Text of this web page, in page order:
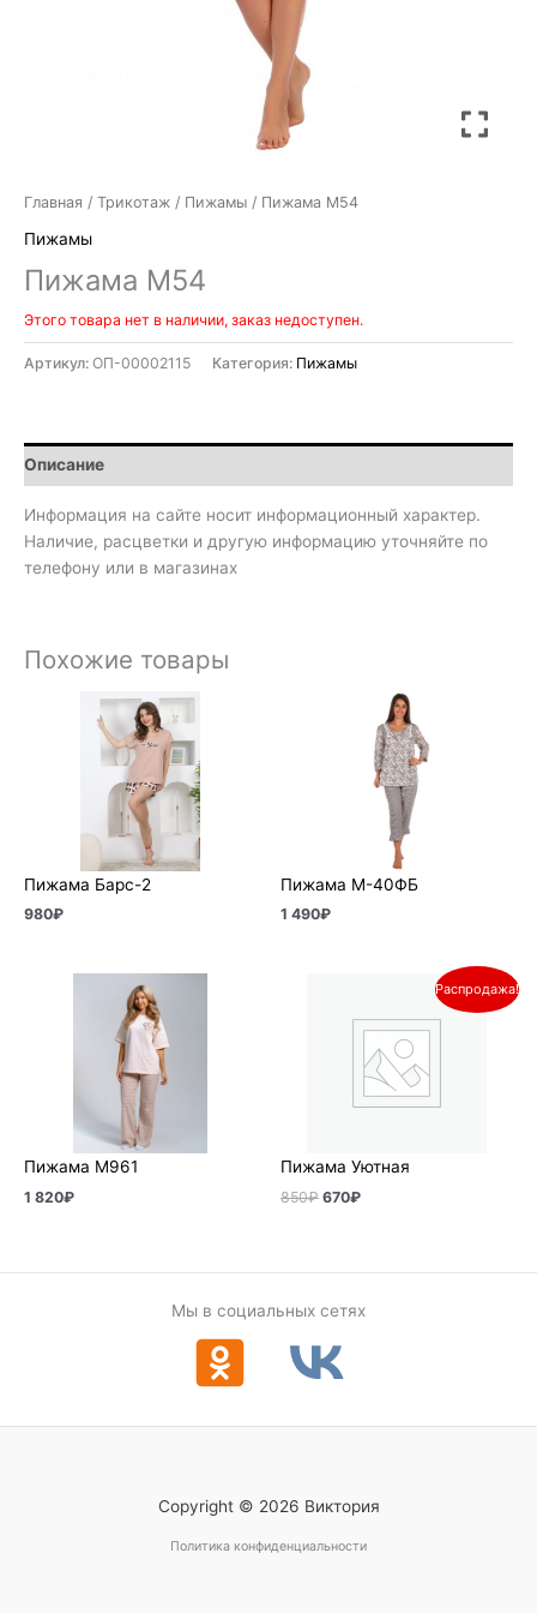
Главная / Трикотаж / Пижамы / Пижама М54
Пижамы
Пижама М54
Этого товара нет в наличии, заказ недоступен.
Артикул: ОП-00002115 Категория: Пижамы
Описание
Информация на сайте носит информационный характер.
Наличие, расцветки и другую информацию уточняйте по
телефону или в магазинах
Похожие товары
Пижама Барс-2
980₽
Пижама М-40ФБ
1 490₽
Пижама М961
1 820₽
Распродажа!
Пижама Уютная
850₽
Первоначальная
составляла
670₽
670₽.
Мы в социальных сетях
Copyright © 2026 Виктория
Политика конфиденциальности